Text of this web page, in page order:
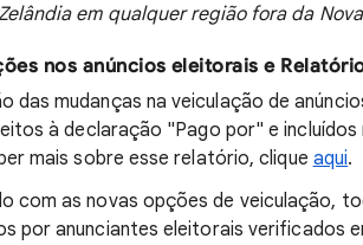
em qualquer região fora da
nos anúncios eleitorais e
das mudanças na veiculação de
à declaração "Pago por" e
mais sobre esse relatório, clique aqui.
com as novas opções de veiculação,
por anunciantes eleitorais verificados